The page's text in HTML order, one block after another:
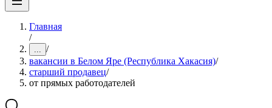
Главная
/
... /
вакансии в Белом Яре (Республика Хакасия)/
старший продавец/
от прямых работодателей